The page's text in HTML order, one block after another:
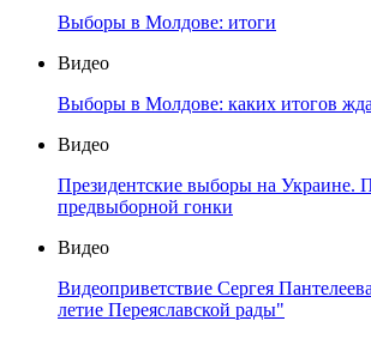
Выборы в Молдове: итоги
Видео
Выборы в Молдове: каких итогов
Видео
Президентские выборы на Украине.
предвыборной гонки
Видео
Видеоприветствие Сергея
летие Переяславской рады"